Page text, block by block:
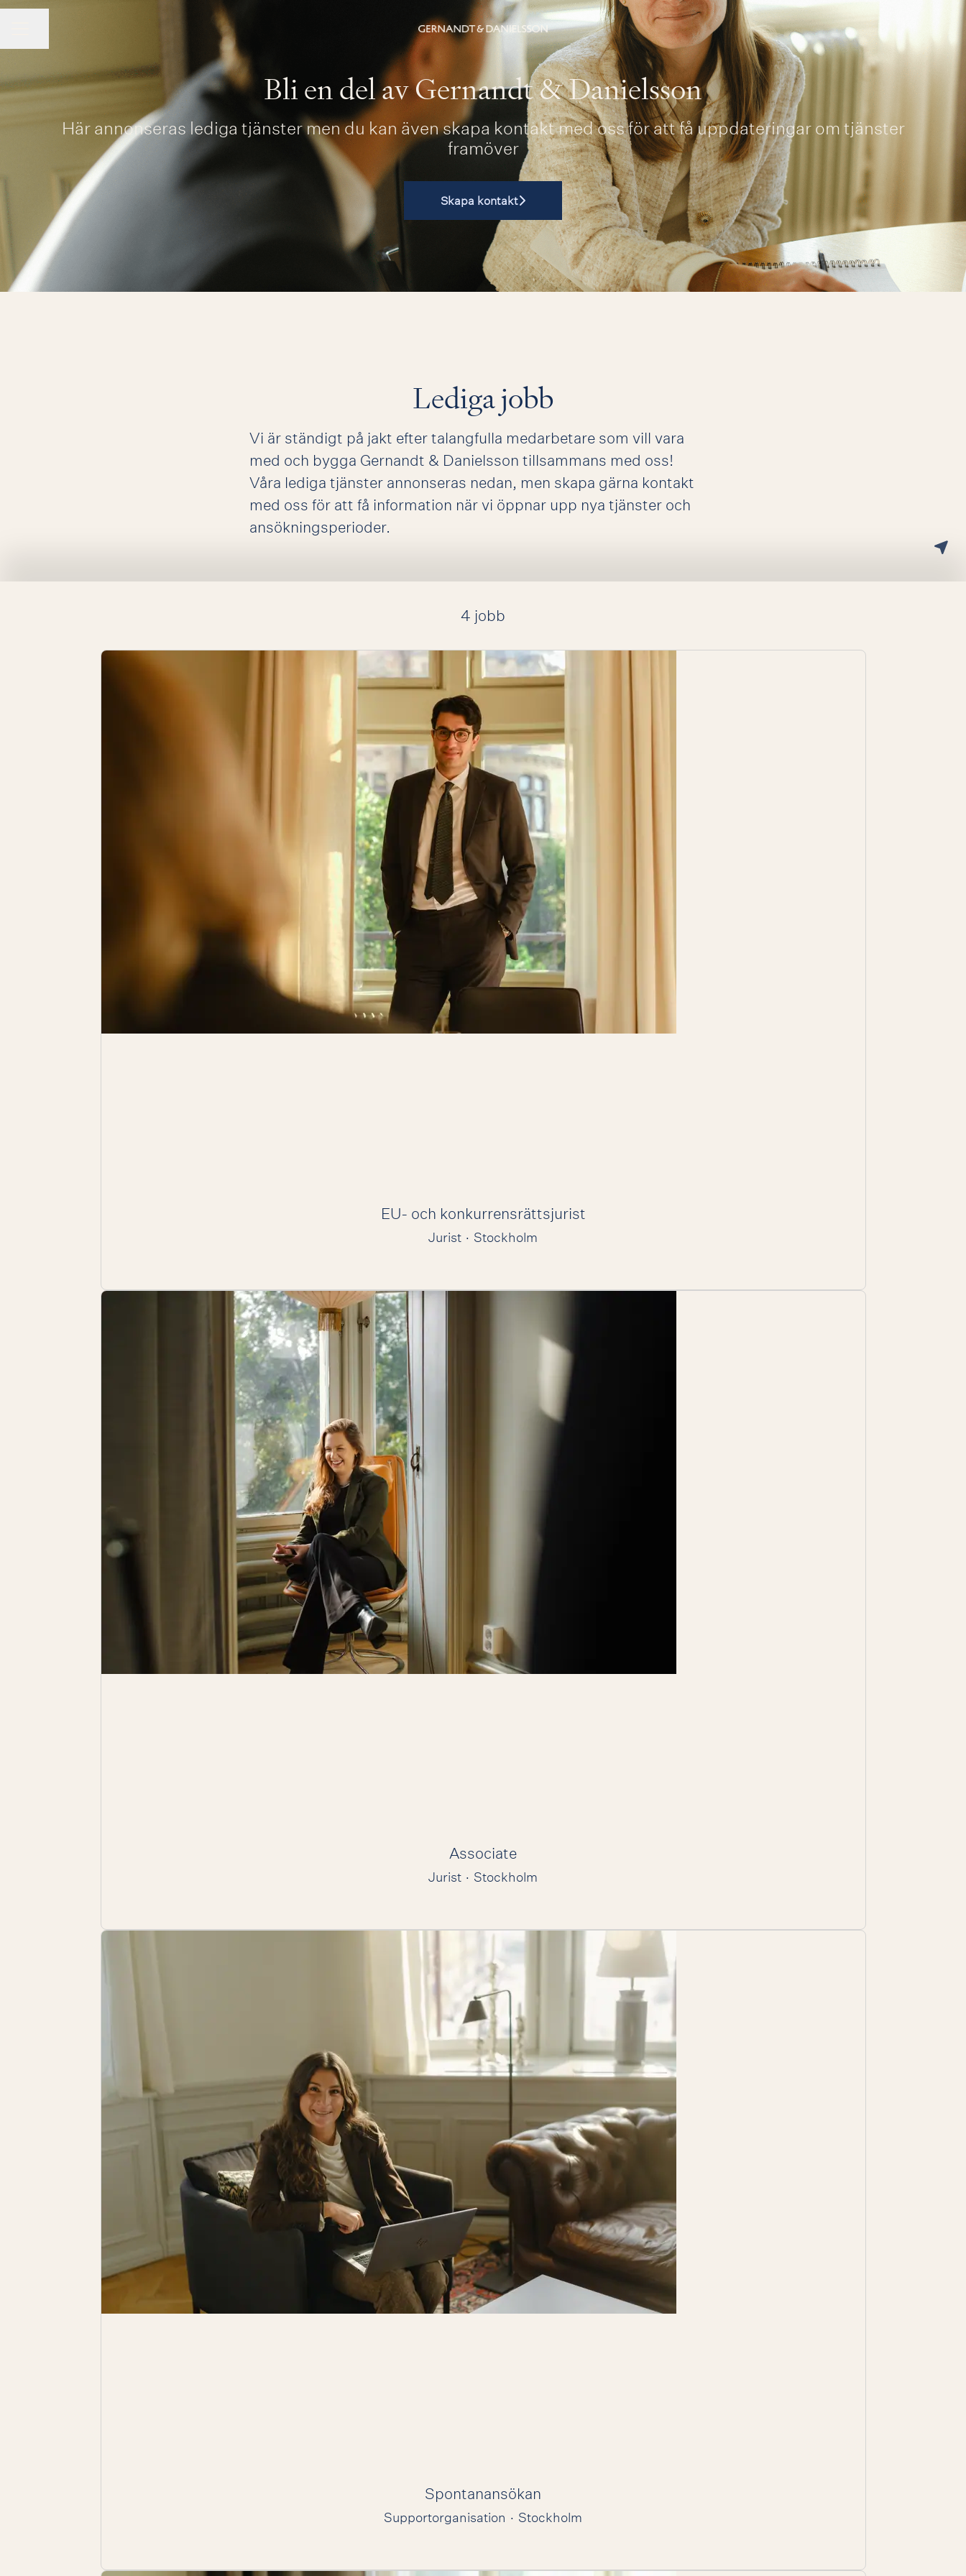
Bli en del av Gernandt & Danielsson
Här annonseras lediga tjänster men du kan även skapa kontakt med oss för att få uppdateringar om tjänster
framöver
Skapa kontakt
Lediga jobb
Vi är ständigt på jakt efter talangfulla medarbetare som vill vara
med och bygga Gernandt & Danielsson tillsammans med oss!
Våra lediga tjänster annonseras nedan, men skapa gärna kontakt
med oss för att få information när vi öppnar upp nya tjänster och
ansökningsperioder.
4 jobb
EU- och konkurrensrättsjurist
Jurist · Stockholm
Associate
Jurist · Stockholm
Spontanansökan
Supportorganisation · Stockholm